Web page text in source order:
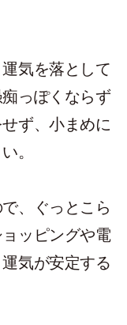
気を落として
っぽくならず
ず、小まめに
。
、ぐっとこら
ッピングや電
気が安定する